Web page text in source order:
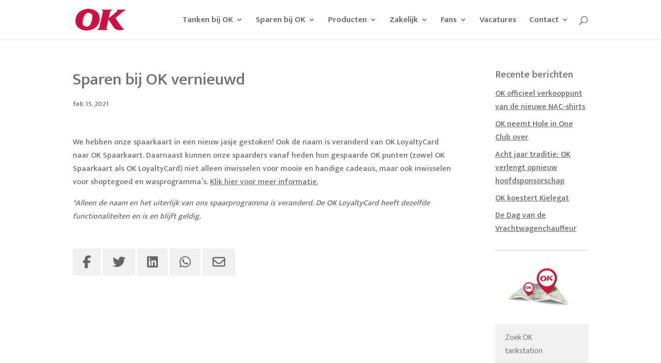
Tanken bij OK Sparen bij OK Producten Zakelijk Fans Vacatures Contact
Sparen bij OK vernieuwd
feb 15, 2021
We hebben onze spaarkaart in een nieuw jasje gestoken! Ook de naam is veranderd van OK LoyaltyCard
naar OK Spaarkaart. Daarnaast kunnen onze spaarders vanaf heden hun gespaarde OK punten (zowel OK
Spaarkaart als OK LoyaltyCard) niet alleen inwisselen voor mooie en handige cadeaus, maar ook inwisselen
voor shoptegoed en wasprogramma’s.Klik hier voor meer informatie.
*Alleen de naam en het uiterlijk van ons spaarprogramma is veranderd. De OK LoyaltyCard heeft dezelfde
functionaliteiten en is en blijft geldig.
Recente berichten
OK officieel verkooppunt
van de nieuwe NAC-shirts
OK neemt Hole in One
Club over
Acht jaar traditie: OK
verlengt opnieuw
hoofdsponsorschap
OK koestert Kielegat
De Dag van de
Vrachtwagenchauffeur
Zoek OK
tankstation